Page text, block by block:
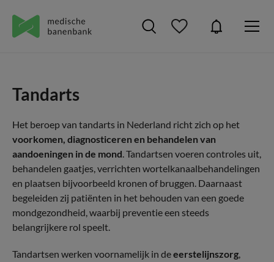
Tandarts
Het beroep van tandarts in Nederland richt zich op het
voorkomen, diagnosticeren en behandelen van
aandoeningen in de mond. Tandartsen voeren controles uit,
behandelen gaatjes, verrichten wortelkanaalbehandelingen
en plaatsen bijvoorbeeld kronen of bruggen. Daarnaast
begeleiden zij patiënten in het behouden van een goede
mondgezondheid, waarbij preventie een steeds
belangrijkere rol speelt.
Tandartsen werken voornamelijk in deeerstelijnszorg,